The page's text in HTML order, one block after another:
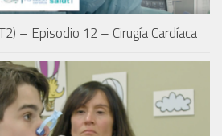
– Episodio 12 – Cirugía Cardíaca